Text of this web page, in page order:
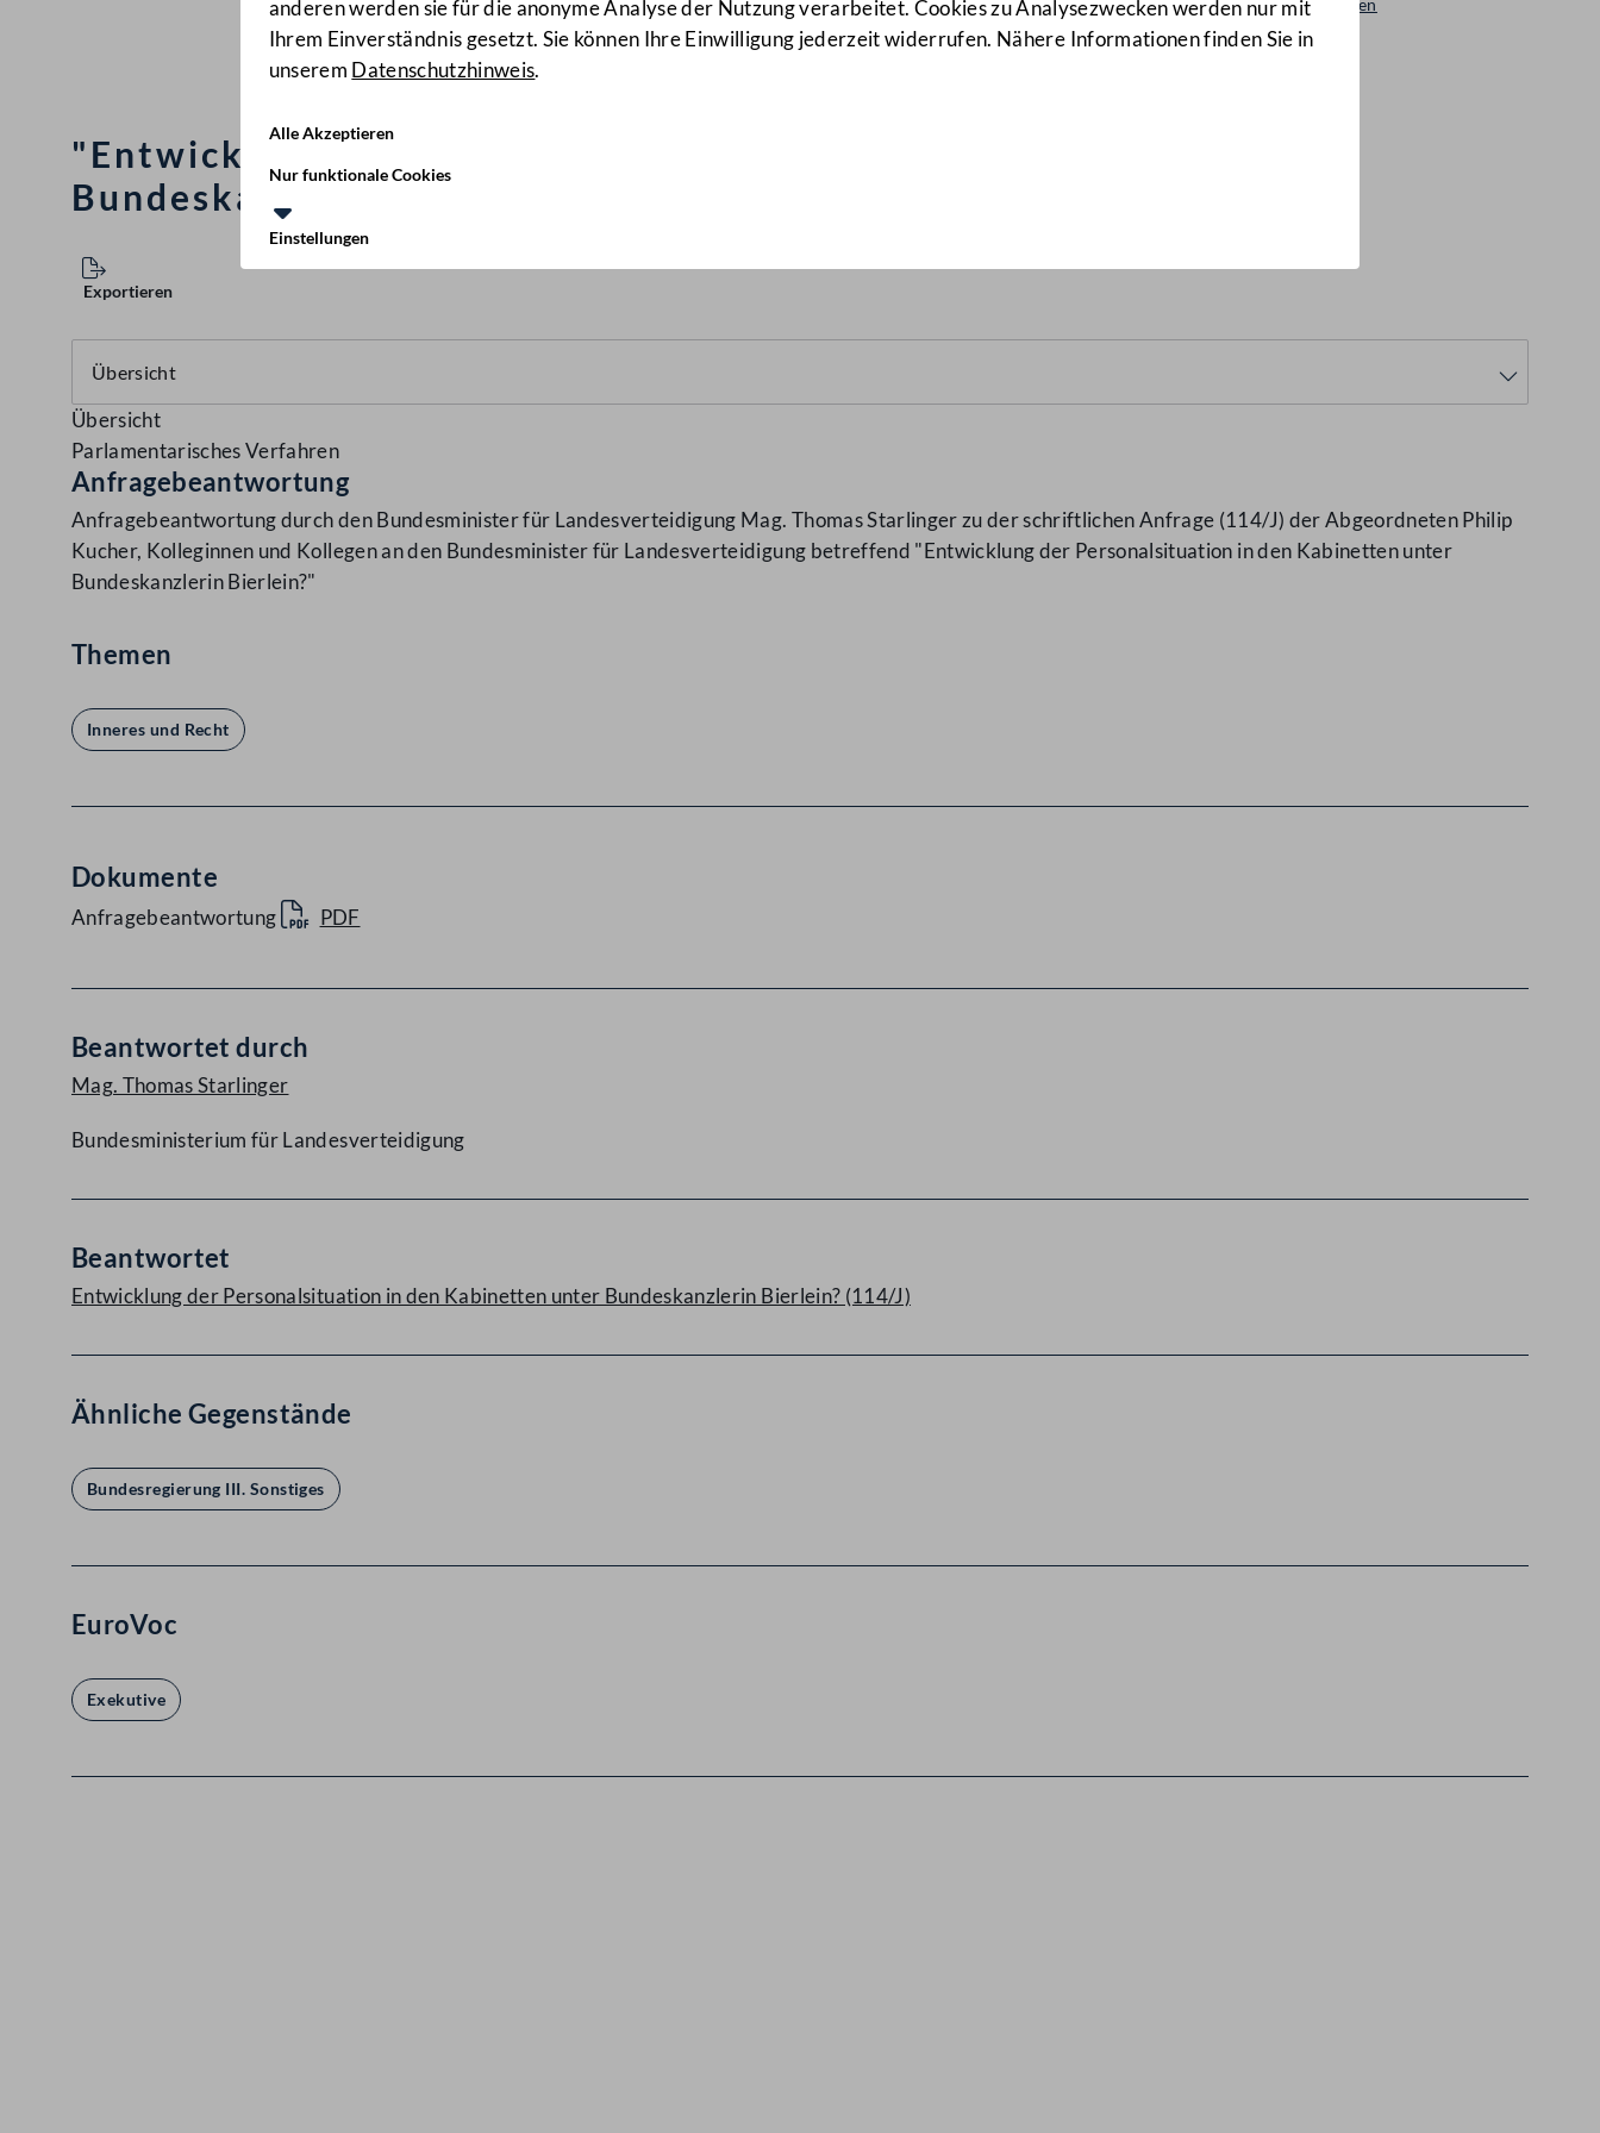
anderen werden sie für die anonyme Analyse der Nutzung verarbeitet. Cookies zu Analysezwecken werden nur mit
Ihrem Einverständnis gesetzt. Sie können Ihre Einwilligung jederzeit widerrufen. Nähere Informationen finden Sie in
unserem Datenschutzhinweis.
Alle Akzeptieren
Nur funktionale Cookies
Einstellungen
Beantwortungen
106/AB
"Entwicklung der Personalsituation in den Kabinetten unter
Bundeskanzlerin Bierlein?"
Exportieren
Übersicht
Parlamentarisches Verfahren
Anfragebeantwortung
Anfragebeantwortung durch den Bundesminister für Landesverteidigung Mag. Thomas Starlinger zu der schriftlichen Anfrage (114/J) der Abgeordneten Philip
Kucher, Kolleginnen und Kollegen an den Bundesminister für Landesverteidigung betreffend "Entwicklung der Personalsituation in den Kabinetten unter
Bundeskanzlerin Bierlein?"
Themen
Inneres und Recht
Dokumente
Anfragebeantwortung PDF
Beantwortet durch
Mag. Thomas Starlinger
Bundesministerium für Landesverteidigung
Beantwortet
Entwicklung der Personalsituation in den Kabinetten unter Bundeskanzlerin Bierlein? (114/J)
Ähnliche Gegenstände
Bundesregierung III. Sonstiges
EuroVoc
Exekutive